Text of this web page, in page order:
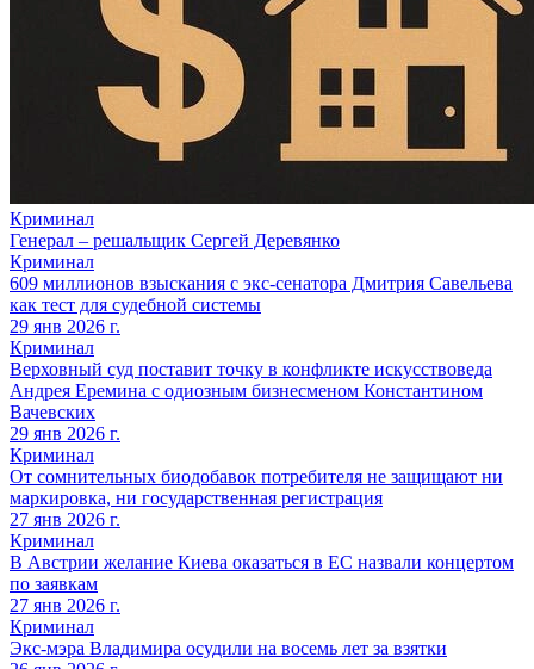
Криминал
Генерал – решальщик Сергей Деревянко
Криминал
609 миллионов взыскания с экс-сенатора Дмитрия Савельева
как тест для судебной системы
29 янв 2026 г.
Криминал
Верховный суд поставит точку в конфликте искусствоведа
Андрея Еремина с одиозным бизнесменом Константином
Вачевских
29 янв 2026 г.
Криминал
От сомнительных биодобавок потребителя не защищают ни
маркировка, ни государственная регистрация
27 янв 2026 г.
Криминал
В Австрии желание Киева оказаться в ЕС назвали концертом
по заявкам
27 янв 2026 г.
Криминал
Экс-мэра Владимира осудили на восемь лет за взятки